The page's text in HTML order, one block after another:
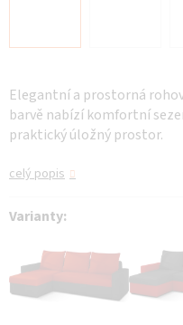
Elegantní a prostorná
barvě nabízí komfortní
praktický úložný prostor.
celý popis
Varianty: